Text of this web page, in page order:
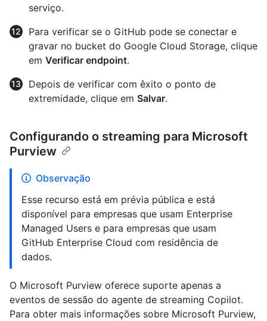
serviço.
Para verificar se o GitHub pode se conectar e
gravar no bucket do Google Cloud Storage, clique
em Verificar endpoint.
Depois de verificar com êxito o ponto de
extremidade, clique em Salvar.
Configurando o streaming para Microsoft
Purview
Observação
Esse recurso está em prévia pública e está
disponível para empresas que usam Enterprise
Managed Users e para empresas que usam
GitHub Enterprise Cloud com residência de
dados.
O Microsoft Purview oferece suporte apenas a
eventos de sessão do agente de streaming Copilot.
Para obter mais informações sobre Microsoft Purview,